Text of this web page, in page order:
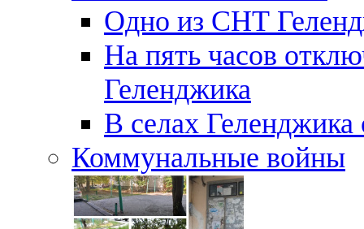
Одно из СНТ
На пять часов
Геленджика
В селах Геленджика
Коммунальные войны